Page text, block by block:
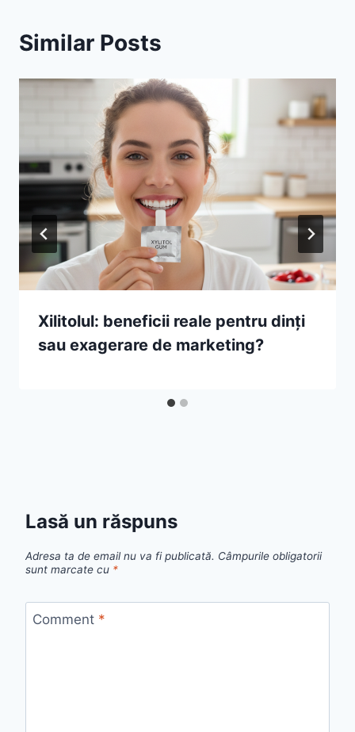
Similar Posts
Xilitolul: beneficii reale pentru dinți
sau exagerare de marketing?
Lasă un răspuns
Adresa ta de email nu va fi publicată. Câmpurile obligatorii
sunt marcate cu *
Comment *